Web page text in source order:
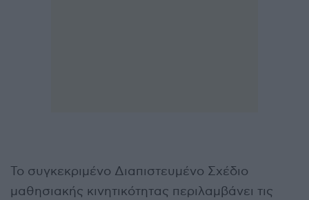
Το συγκεκριμένο Διαπιστευμένο Σχέδιο
μαθησιακής κινητικότητας περιλαμβάνει τις